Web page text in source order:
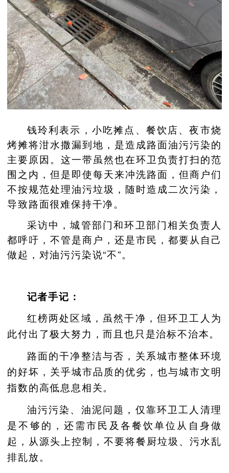
钱玲利表示，小吃摊点、餐饮店、夜市烧
烤摊将泔水撒漏到地，是造成路面油污污染的
主要原因。这一带虽然也在环卫负责打扫的范
围之内，但是即使每天来冲洗路面，但商户们
不按规范处理油污垃圾，随时造成二次污染，
导致路面很难保持干净。
采访中，城管部门和环卫部门相关负责人
都呼吁，不管是商户，还是市民，都要从自己
做起，对油污污染说“不”。
记者手记：
红榜两处区域，虽然干净，但环卫工人为
此付出了极大努力，而且也只是治标不治本。
路面的干净整洁与否，关系城市整体环境
的好坏，关乎城市品质的优劣，也与城市文明
指数的高低息息相关。
油污污染、油泥问题，仅靠环卫工人清理
是不够的，还需市民及各餐饮单位从自身做
起，从源头上控制，不要将餐厨垃圾、污水乱
排乱放。